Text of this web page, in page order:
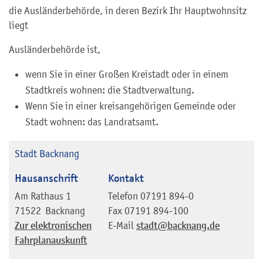
die Ausländerbehörde, in deren Bezirk Ihr Hauptwohnsitz
liegt
Ausländerbehörde ist,
wenn Sie in einer Großen Kreistadt oder in einem
Stadtkreis wohnen: die Stadtverwaltung.
Wenn Sie in einer kreisangehörigen Gemeinde oder
Stadt wohnen: das Landratsamt.
Stadt Backnang
Hausanschrift
Am Rathaus 1
71522 Backnang
Zur elektronischen
Fahrplanauskunft
Kontakt
Telefon 07191 894-0
Fax 07191 894-100
E-Mail stadt@backnang.de